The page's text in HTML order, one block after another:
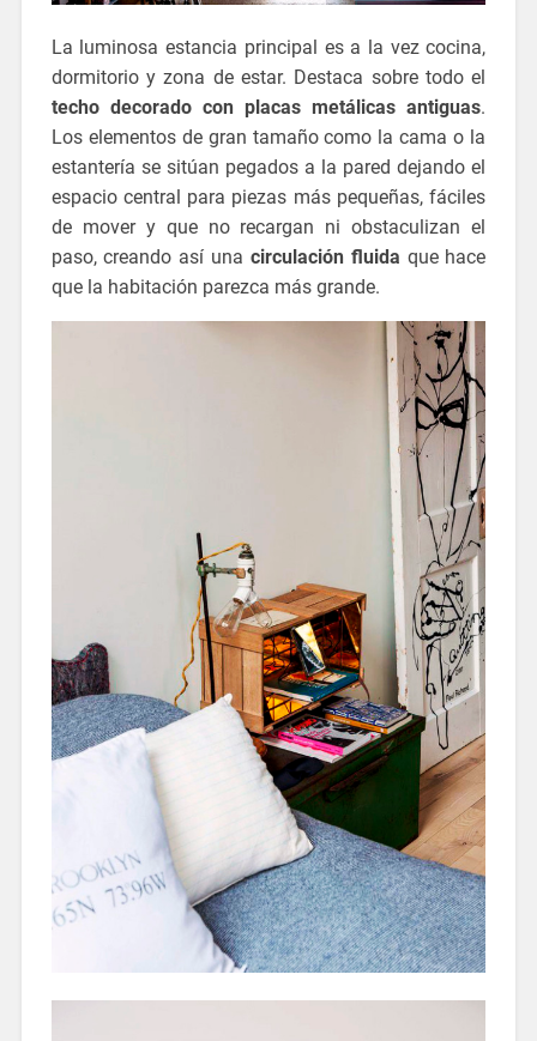
La luminosa estancia principal es a la vez cocina,
dormitorio y zona de estar. Destaca sobre todo el
techo decorado con placas metálicas antiguas.
Los elementos de gran tamaño como la cama o la
estantería se sitúan pegados a la pared dejando el
espacio central para piezas más pequeñas, fáciles
de mover y que no recargan ni obstaculizan el
paso, creando así una circulación fluida que hace
que la habitación parezca más grande.